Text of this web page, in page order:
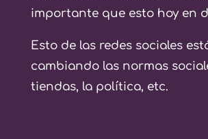
importante que esto hoy en
Esto de las redes sociales
cambiando las normas
tiendas, la política, etc.